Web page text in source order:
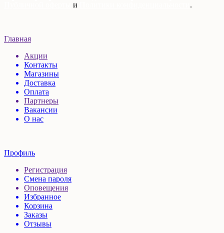
и .
Главная
Акции
Контакты
Магазины
Доставка
Оплата
Партнеры
Вакансии
О нас
Профиль
Регистрация
Смена пароля
Оповещения
Избранное
Корзина
Заказы
Отзывы